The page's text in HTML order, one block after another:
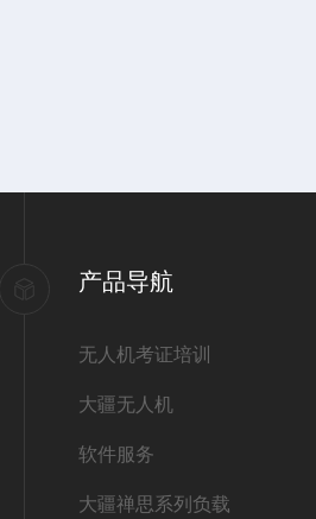
产品导航
无人机考证培训
大疆无人机
软件服务
大疆禅思系列负载